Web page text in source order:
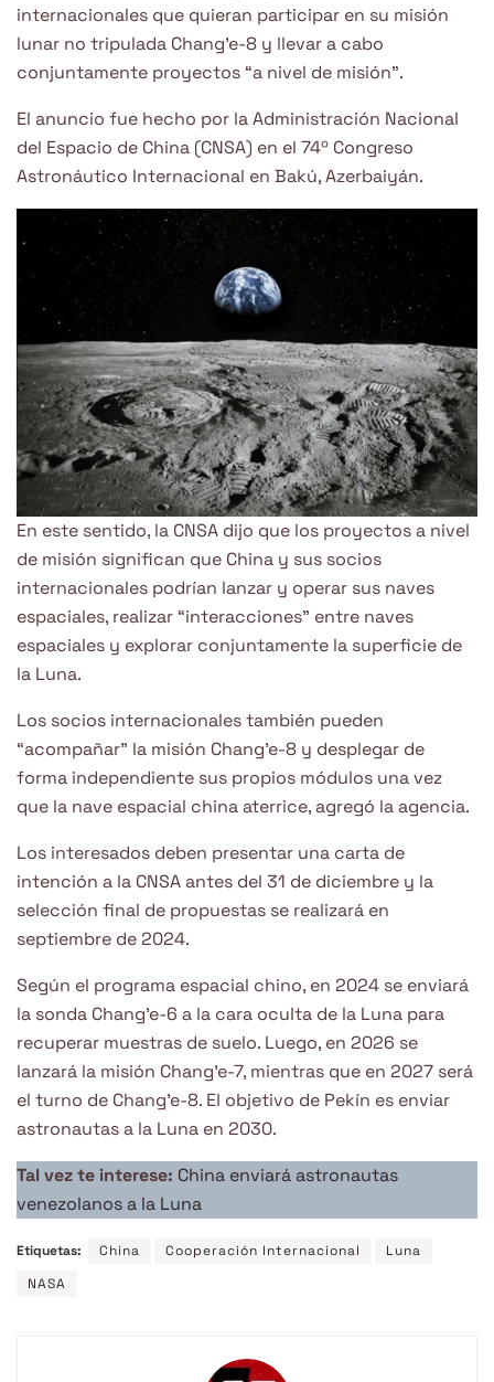
internacionales que quieran participar en su misión
lunar no tripulada Chang’e-8 y llevar a cabo
conjuntamente proyectos “a nivel de misión”.
El anuncio fue hecho por la Administración Nacional
del Espacio de China (CNSA) en el 74º Congreso
Astronáutico Internacional en Bakú, Azerbaiyán.
En este sentido, la CNSA dijo que los proyectos a nivel
de misión significan que China y sus socios
internacionales podrían lanzar y operar sus naves
espaciales, realizar “interacciones” entre naves
espaciales y explorar conjuntamente la superficie de
la Luna.
Los socios internacionales también pueden
“acompañar” la misión Chang’e-8 y desplegar de
forma independiente sus propios módulos una vez
que la nave espacial china aterrice, agregó la agencia.
Los interesados ​​deben presentar una carta de
intención a la CNSA antes del 31 de diciembre y la
selección final de propuestas se realizará en
septiembre de 2024.
Según el programa espacial chino, en 2024 se enviará
la sonda Chang’e-6 a la cara oculta de la Luna para
recuperar muestras de suelo. Luego, en 2026 se
lanzará la misión Chang’e-7, mientras que en 2027 será
el turno de Chang’e-8. El objetivo de Pekín es enviar
astronautas a la Luna en 2030.
Tal vez te interese: China enviará astronautas
venezolanos a la Luna
Etiquetas: China Cooperación Internacional
Luna
NASA